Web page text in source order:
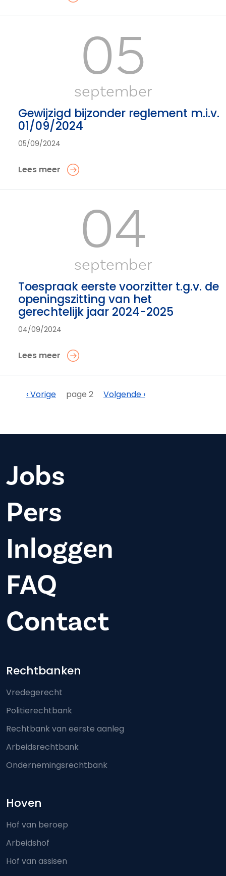
05
september
Gewijzigd bijzonder reglement m.i.v.
01/09/2024
05/09/2024
Lees meer
04
september
Toespraak eerste voorzitter t.g.v. de
openingszitting van het
gerechtelijk jaar 2024-2025
04/09/2024
Lees meer
Paginering
Vorige
‹ Vorige page 2 Volgende
Volgende ›
Jobs
Pers
Inloggen
FAQ
Contact
Footer-menu
Rechtbanken
Vredegerecht
Politierechtbank
Rechtbank van eerste aanleg
Arbeidsrechtbank
Ondernemingsrechtbank
Hoven
Hof van beroep
Arbeidshof
Hof van assisen